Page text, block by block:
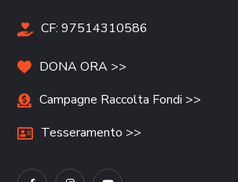
CF:97514310586
DONA ORA >>
Campagne Raccolta Fondi >>
Tesseramento >>